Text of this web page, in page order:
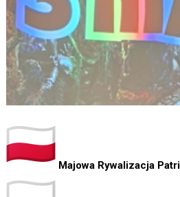
Majowa Rywalizacja